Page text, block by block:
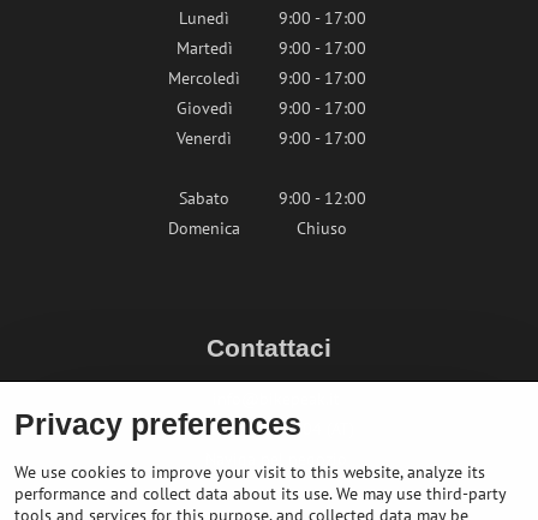
Lunedì
9:00 - 17:00
Martedì
9:00 - 17:00
Mercoledì
9:00 - 17:00
Giovedì
9:00 - 17:00
Venerdì
9:00 - 17:00
Sabato
9:00 - 12:00
Domenica
Chiuso
Contattaci
+436764858804 (AT)
Privacy preferences
We use cookies to improve your visit to this website, analyze its
performance and collect data about its use. We may use third-party
tools and services for this purpose, and collected data may be